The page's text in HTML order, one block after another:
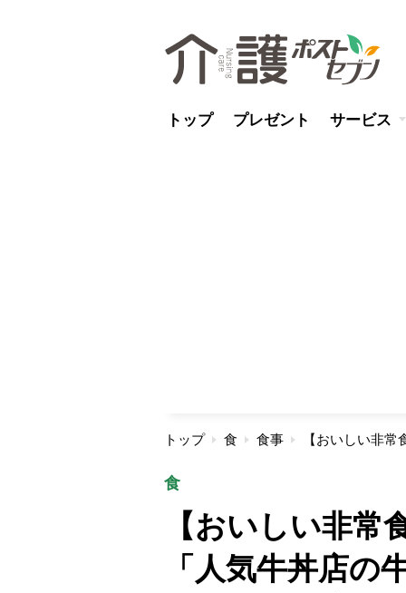
トップ プレゼント サービス
トップ 食 食事
食
【おいしい非常
「人気牛丼店の